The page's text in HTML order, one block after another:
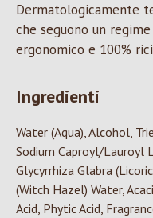
Dermatologicamente
che seguono un
ergonomico e 100%
Ingredienti
Water (Aqua), Alcohol,
Sodium Caproyl/Lauroyl
Glycyrrhiza Glabra
(Witch Hazel) Water,
Acid, Phytic Acid,